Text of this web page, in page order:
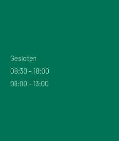
Gesloten
08:30 - 18:00
09:00 - 13:00